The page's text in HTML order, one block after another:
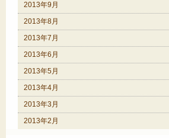
2013年9月
2013年8月
2013年7月
2013年6月
2013年5月
2013年4月
2013年3月
2013年2月